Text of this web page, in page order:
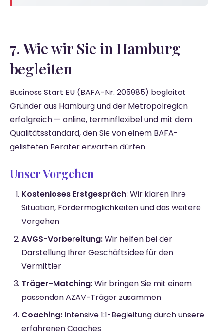
7. Wie wir Sie in Hamburg
begleiten
Business Start EU (BAFA-Nr. 205985) begleitet
Gründer aus Hamburg und der Metropolregion
erfolgreich — online, terminflexibel und mit dem
Qualitätsstandard, den Sie von einem BAFA-
gelisteten Berater erwarten dürfen.
Unser Vorgehen
Kostenloses Erstgespräch:Wir klären Ihre
Situation, Fördermöglichkeiten und das weitere
Vorgehen
AVGS-Vorbereitung:Wir helfen bei der
Darstellung Ihrer Geschäftsidee für den
Vermittler
Träger-Matching:Wir bringen Sie mit einem
passenden AZAV-Träger zusammen
Coaching: Intensive 1:1-Begleitung durch unsere
erfahrenen Coaches